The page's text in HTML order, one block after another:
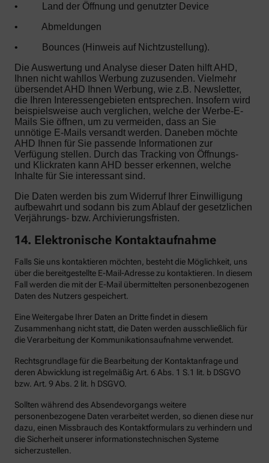
•
Land der Öffnung und genutzter Device
•
Abmeldungen
•
Bounces (Hinweis auf Nichtzustellung).
Die Auswertung und Analyse dieser Daten hilft AHD,
Ihnen nicht wahllos Werbung zuzusenden. Vielmehr
übersendet AHD Ihnen Werbung, wie z.B. Newsletter,
die Ihren Interessengebieten entsprechen. Insofern wird
beispielsweise auch verglichen, welche der Werbe-E-
Mails Sie öffnen, um zu vermeiden, dass an Sie
unnötige E-Mails versandt werden. Daneben möchte
AHD Ihnen für Sie passende Informationen zur
Verfügung stellen. Durch das Tracking von Öffnungs-
und Klickraten kann AHD besser erkennen, welche
Inhalte für Sie interessant sind.
Die Daten werden bis zum Widerruf Ihrer Einwilligung
aufbewahrt und sodann bis zum Ablauf der gesetzlichen
Verjährungs- bzw. Archivierungsfristen.
14. Elektronische Kontaktaufnahme
Falls Sie uns kontaktieren möchten, besteht die Möglichkeit, uns
über die bereitgestellte E-Mail-Adresse zu kontaktieren. In diesem
Fall werden die mit der E-Mail übermittelten personenbezogenen
Daten des Nutzers gespeichert.
Eine Weitergabe Ihrer Daten an Dritte findet in diesem
Zusammenhang nicht statt, die Daten werden ausschließlich für
die Verarbeitung der Kommunikationsaufnahme verwendet.
Rechtsgrundlage für die Bearbeitung der Kontaktanfrage und
deren Abwicklung ist regelmäßig Art. 6 Abs. 1 S.1 lit. b DSGVO
bzw. Art. 9 Abs. 2 lit. h DSGVO.
Sollten während des Absendevorgangs weitere
personenbezogene Daten verarbeitet werden, so dienen diese nur
dazu, einen Missbrauch des Kontaktformulars zu verhindern und
die Sicherheit unserer informationstechnischen Systeme
sicherzustellen.